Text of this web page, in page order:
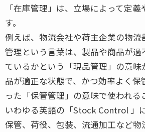
「在庫管理」は、立場によって定
す。
例えば、物流会社や荷主企業の物流
管理という言葉は、製品や商品が過
ているかという「現品管理」の意味
品が適正な状態で、かつ効率よく保
った「保管管理」の意味で使われる
いわゆる英語の「Stock Control 」
保管、荷役、包装、流通加工など物